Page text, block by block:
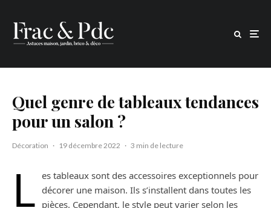
Quel genre de tableaux tendances
pour un salon ?
Décoration · 19 décembre 2022 · 3 min de lecture
L es tableaux sont des accessoires exceptionnels pour
décorer une maison. Ils s’installent dans toutes les
pièces. Cependant, le style peut varier selon les